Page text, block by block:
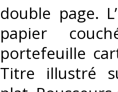
double page.
papier
portefeuille
Titre illustré